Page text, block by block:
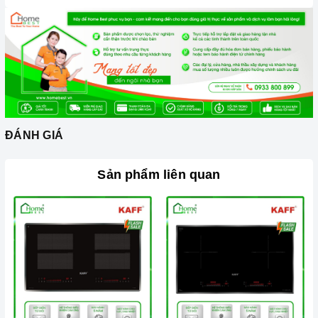
và dòng điện yêu cầu cũng như các thông số kỹ thuật khác.
Làm theo hướng dẫn của nhà sản xuất.
Đặt bếp trên bề mặt phẳng, ổn định.
Đặt dụng cụ nấu đúng trọng tâm của vùng nấu trước khi bật
cảm ứng để tránh các mã lỗi và để tiết kiệm điện năng.
Bật bếp bằng cách chạm vào nút bật/ tắt trên bảng điều
và để ngăn mọi tác động làm thay đổi các cài đặt trong quá
trình nấu. Tất cả các nút sẽ bị khóa và chương trình nấu vẫn
sẽ tiếp tục chạy khi sử dụng tính năng này. Để kích hoạt
hoặc tắt tính năng này, nhấn giữ biểu tượng khóa trong vài
giây cho đến khi có tín hiệu thông báo.
Lưu ý vệ sinh và bảo quản
ĐÁNH GIÁ
Sản phẩm liên quan